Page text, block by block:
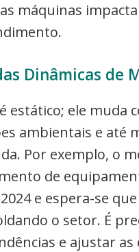
máquinas
Dinâmicas de
estático; ele muda
ambientais e até
Por exemplo, o
de
e espera-se
o setor. É
e ajustar